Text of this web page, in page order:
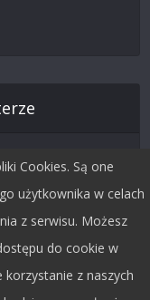
Cookies. Są one
użytkownika w celach
z serwisu. Możesz
do cookie w
z naszych